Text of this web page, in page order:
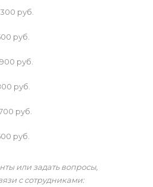
руб.
руб.
руб.
руб.
руб.
руб.
или задать вопросы,
с сотрудниками: